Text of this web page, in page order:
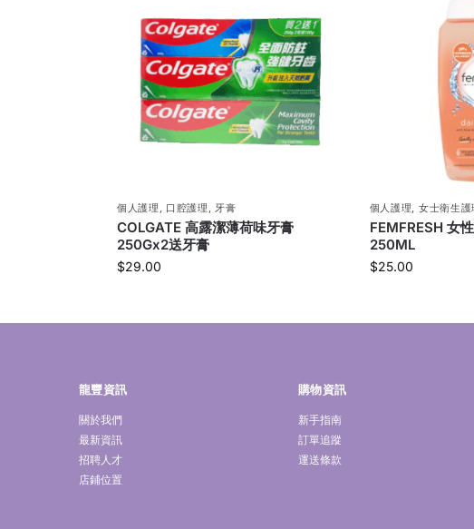
個人護理 口腔護理 牙膏
COLGATE 高露潔薄荷味牙膏
250Gx2送牙膏
$29.00
個人護理 女士衛生護
FEMFRESH 女
250ML
$25.00
龍豐資訊
關於我們
最新資訊
招聘人才
店鋪位置
購物資訊
新手指南
訂單追蹤
運送條款